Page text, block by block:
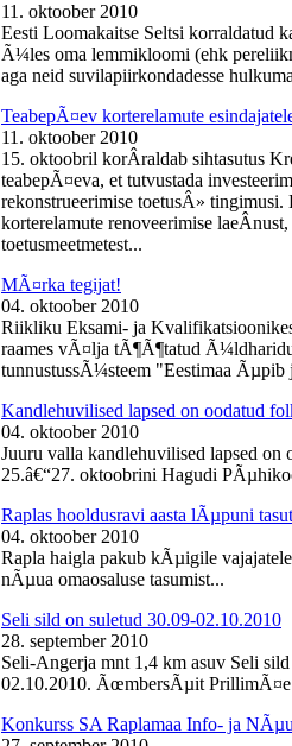
11. oktoober 2010
Eesti Loomakaitse Seltsi korraldatud
Ã¼les oma lemmikloomi (ehk
aga neid suvilapiirkondadesse
TeabepÃ¤ev korterelamute
11. oktoober 2010
15. oktoobril korÂ­raldab sihtasutus
teabepÃ¤eva, et tutvustada
rekonstrueerimise toetusÂ»
korterelamute renoveerimise
toetusmeetmetest...
MÃ¤rka tegijat!
04. oktoober 2010
Riikliku Eksami- ja
raames vÃ¤lja tÃ¶Ã¶tatud
tunnustussÃ¼steem "Eestimaa
Kandlehuvilised lapsed on oodatud
04. oktoober 2010
Juuru valla kandlehuvilised lapsed
25.â€“27. oktoobrini Hagudi
Raplas hooldusravi aasta lÃµpuni
04. oktoober 2010
Rapla haigla pakub kÃµigile
nÃµua omaosaluse tasumist...
Seli sild on suletud 30.09-02.10.2010
28. september 2010
Seli-Angerja mnt 1,4 km asuv Seli
02.10.2010. ÃœmbersÃµit
Konkurss SA Raplamaa Info- ja